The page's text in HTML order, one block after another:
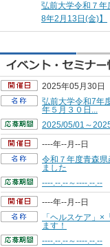
弘前大学令和７年
8年2月13日(金)】
2025年05月30日
弘前大学令和7年
年５月３０日...
2025/05/01～
----年--月--日
令和７年度青森
ました
----.--.--～----.--.--
----年--月--日
「ヘルスケア」
ます！
----.--.--～----.--.--